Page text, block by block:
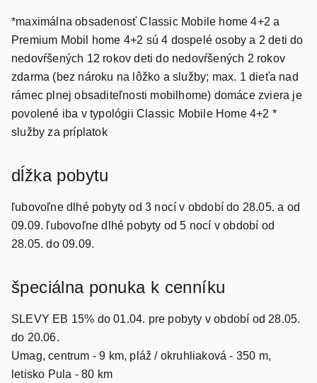
nedovŕšených 12 rokov deti do nedovŕšených 2 rokov
zdarma (bez nároku na lôžko a služby; max. 1 dieťa nad
rámec plnej obsaditeľnosti mobilhome) domáce zviera je
povolené iba v typológii Classic Mobile Home 4+2 *
služby za príplatok
ľubovoľne dlhé pobyty od 3 nocí v období do 28.05. a od
28.05. do 09.09.
SLEVY EB 15% do 01.04. pre pobyty v období od 28.05.
Umag, centrum - 9 km, pláž / okruhliaková - 350 m,
letisko Pula - 80 km